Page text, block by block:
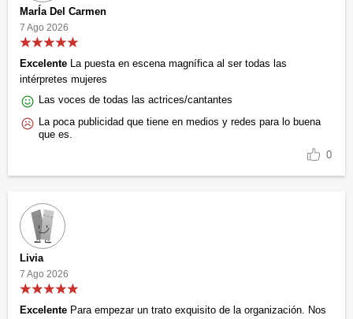
MarÍa Del Carmen
7 Ago 2026
Excelente La puesta en escena magnífica al ser todas las
intérpretes mujeres
Las voces de todas las actrices/cantantes
La poca publicidad que tiene en medios y redes para lo buena
que es.
0
Livia
7 Ago 2026
Excelente Para empezar un trato exquisito de la organización. Nos